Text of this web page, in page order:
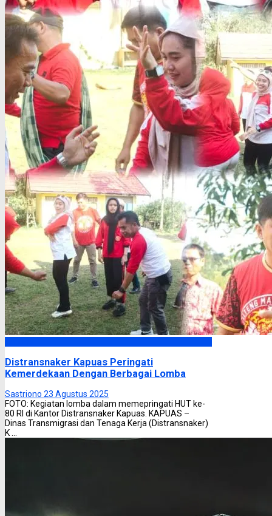
Distransnaker Kapuas Peringati
Kemerdekaan Dengan Berbagai Lomba
Sastriono 23 Agustus 2025
FOTO: Kegiatan lomba dalam memepringati HUT ke-
80 RI di Kantor Distransnaker Kapuas. KAPUAS –
Dinas Transmigrasi dan Tenaga Kerja (Distransnaker)
K ...